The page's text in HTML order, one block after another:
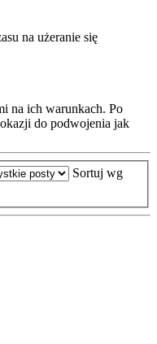
na użeranie się
na ich warunkach. Po
do podwojenia jak
Sortuj wg